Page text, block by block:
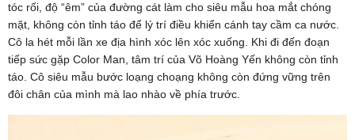
tóc rối, độ “êm” của đường cát làm cho siêu mẫu hoa mắt chóng
mặt, không còn tỉnh táo để lý trí điều khiển cánh tay cầm ca nước.
Cô la hét mỗi lần xe địa hình xóc lên xóc xuống. Khi đi đến đoạn
tiếp sức gặp Color Man, tâm trí của Võ Hoàng Yến không còn tỉnh
táo. Cô siêu mẫu bước loạng choạng không còn đứng vững trên
đôi chân của mình mà lao nhào về phía trước.